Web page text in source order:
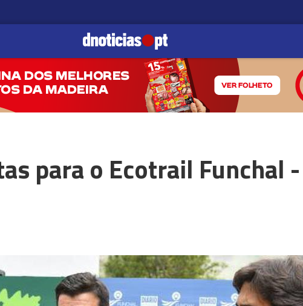
para o Ecotrail Funchal